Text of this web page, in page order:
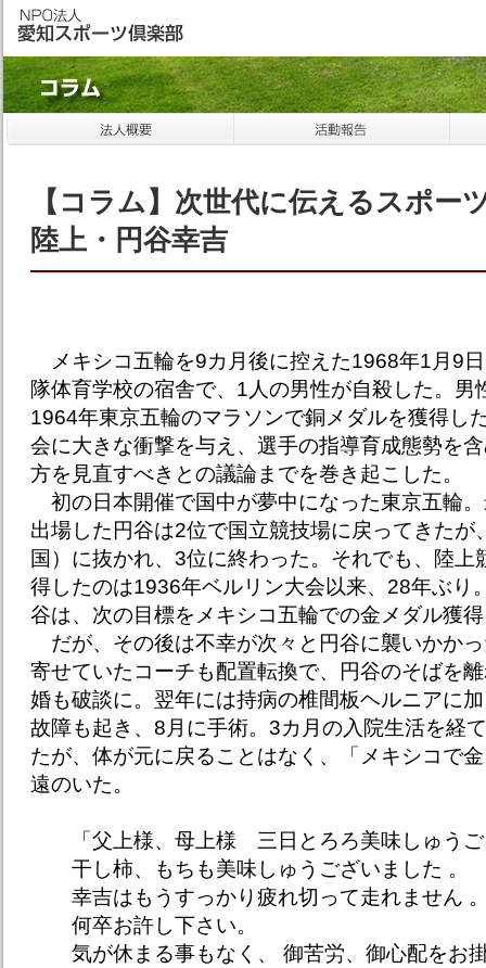
【コラム】次世代に伝えるスポ
陸上・円谷幸吉
メキシコ五輪を9カ月後に控えた1968年1月9
隊体育学校の宿舎で、1人の男性が自殺した。男
1964年東京五輪のマラソンで銅メダルを獲得し
会に大きな衝撃を与え、選手の指導育成態勢を
方を見直すべきとの議論までを巻き起こした。
初の日本開催で国中が夢中になった東京五輪
出場した円谷は2位で国立競技場に戻ってきたが
国）に抜かれ、3位に終わった。それでも、陸上
得したのは1936年ベルリン大会以来、28年ぶり
谷は、次の目標をメキシコ五輪での金メダル獲
だが、その後は不幸が次々と円谷に襲いかか
寄せていたコーチも配置転換で、円谷のそばを
婚も破談に。翌年には持病の椎間板ヘルニアに
故障も起き、8月に手術。3カ月の入院生活を経
たが、体が元に戻ることはなく、「メキシコで
遠のいた。
「父上様、母上様 三日とろろ美味しゅうご
干し柿、もちも美味しゅうございました 。
幸吉はもうすっかり疲れ切って走れません
何卒お許し下さい。
気が休まる事もなく、 御苦労、御心配をお